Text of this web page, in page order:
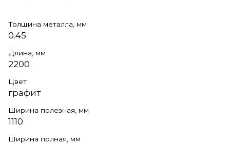
Толщина металла, мм
0.45
Длина, мм
2200
Цвет
графит
Ширина полезная, мм
1110
Ширина полная, мм